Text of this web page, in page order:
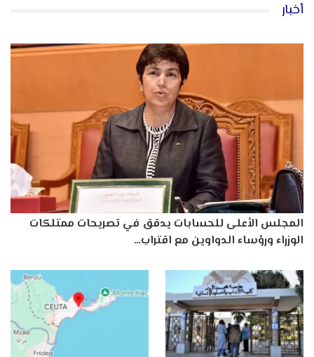
أخبار
المجلس الأعلى للحسابات يدقق في تصريحات ممتلكات
الوزراء ورؤساء الدواوين مع اقتراب…